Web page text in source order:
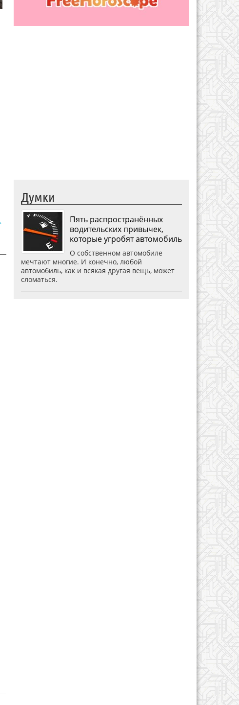
Думки
Пять распространённых
водительских привычек,
которые угробят автомобиль
О собственном автомобиле
мечтают многие. И конечно, любой
автомобиль, как и всякая другая вещь, может
сломаться.